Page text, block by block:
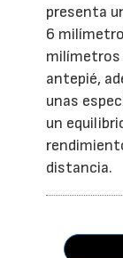
presenta
6
milímetros
antepié,
unas
un
distancia.